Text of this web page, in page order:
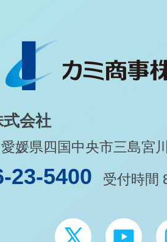
会社
媛県四国中央市三島宮
23-5400 受付時間